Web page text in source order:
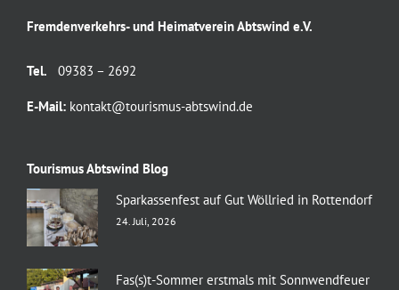
Fremdenverkehrs- und Heimatverein Abtswind e.V.
Tel. 09383 – 2692
E-Mail: kontakt@tourismus-abtswind.de
Tourismus Abtswind Blog
Sparkassenfest auf Gut Wöllried in Rottendorf
24. Juli, 2026
Fas(s)t-Sommer erstmals mit Sonnwendfeuer